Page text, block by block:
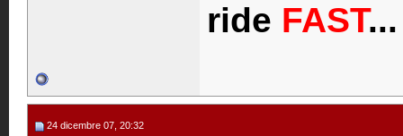
ride FAST
24 dicembre 07, 20:32